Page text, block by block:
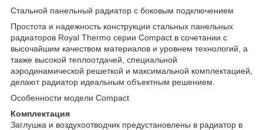
Стальной панельный радиатор с боковым подключением
Простота и надежность конструкции стальных панельных
радиаторов Royal Thermo серии Compact в сочетании с
высочайшим качеством материалов и уровнем технологий, а
также высокой теплоотдачей, специальной
аэродинамической решеткой и максимальной комплектацией,
делают радиатор идеальным объектным решением.
Особенности модели Compact
Комплектация
Заглушка и воздухоотводчик предустановлены в радиатор в